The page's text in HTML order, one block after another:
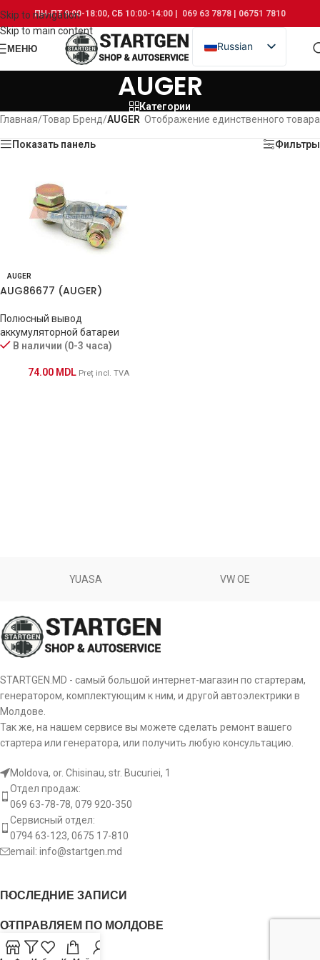
Skip to navigation
Skip to main content
ПН-ПТ 9:00-18:00, СБ 10:00-14:00 | 069 63 7878 | 06751 7810
МЕНЮ
Russian
Romanian
AUGER
Категории
Главная/Товар Бренд/AUGER Отображение единственного товара
Показать панель Фильтры
AUGER
AUG86677 (AUGER)
Полюсный вывод
аккумуляторной батареи
В наличии (0-3 часа)
74.00 MDL Preț incl. TVA
YUASA VW OE
STARTGEN.MD - самый большой интернет-магазин по стартерам,
генератором, комплектующим к ним, и другой автоэлектрики в
Молдове.
Так же, на нашем сервисе вы можете сделать ремонт вашего
стартера или генератора, или получить любую консультацию.
Moldova, or. Chisinau, str. Bucuriei, 1
Отдел продаж:
069 63-78-78, 079 920-350
Сервисный отдел:
0794 63-123, 0675 17-810
email: info@startgen.md
ПОСЛЕДНИЕ ЗАПИСИ
ОТПРАВЛЯЕМ ПО МОЛДОВЕ
USEFUL LINKS